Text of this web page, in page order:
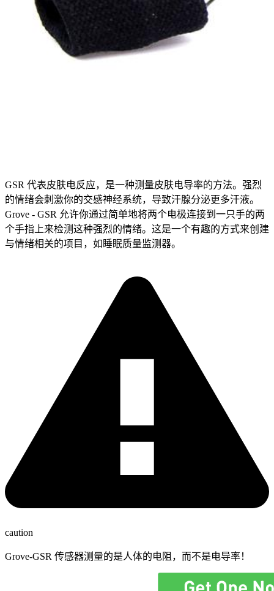
GSR 代表皮肤电反应，是一种测量皮肤电导率的方法。强烈
的情绪会刺激你的交感神经系统，导致汗腺分泌更多汗液。
Grove - GSR 允许你通过简单地将两个电极连接到一只手的两
个手指上来检测这种强烈的情绪。这是一个有趣的方式来创建
与情绪相关的项目，如睡眠质量监测器。
caution
Grove-GSR 传感器测量的是人体的电阻，而不是电导率！